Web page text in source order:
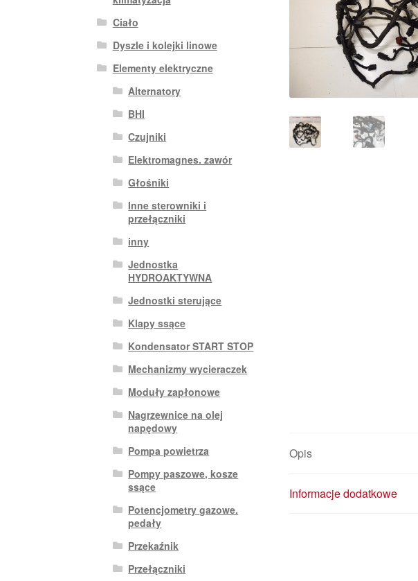
Opis
Informacje dodatkowe
Ciało
Dyszle i kolejki linowe
Elementy elektryczne
Alternatory
BHI
Czujniki
Elektromagnes. zawór
Głośniki
Inne sterowniki i
przełączniki
inny
Jednostka
HYDROAKTYWNA
Jednostki sterujące
Klapy ssące
Kondensator START STOP
Mechanizmy wycieraczek
Moduły zapłonowe
Nagrzewnice na olej
napędowy
Pompa powietrza
Pompy paszowe, kosze
ssące
Potencjometry gazowe.
pedały
Przekaźnik
Przełączniki